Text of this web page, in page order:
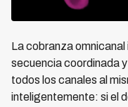
La cobranza
secuencia coordinada
todos los canales al
inteligentemente: si el